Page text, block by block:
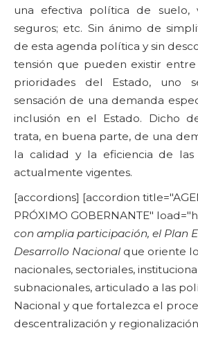
una efectiva política de suelo,
seguros; etc. Sin ánimo de
de esta agenda política y sin
tensión que pueden existir
prioridades del Estado, uno
sensación de una demanda
inclusión en el Estado. Dicho
trata, en buena parte, de una
la calidad y la eficiencia de las
actualmente vigentes.
[accordions] [accordion
PRÓXIMO GOBERNANTE"
con amplia participación, el Plan
Desarrollo Nacional que oriente
nacionales, sectoriales,
subnacionales, articulado a las
Nacional y que fortalezca el
descentralización y